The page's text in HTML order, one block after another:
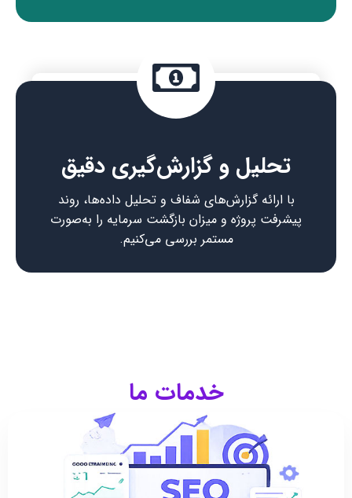
تحلیل و گزارش‌گیری دقیق
با ارائه گزارش‌های شفاف و تحلیل داده‌ها، روند
پیشرفت پروژه و میزان بازگشت سرمایه را به‌صورت
مستمر بررسی می‌کنیم.
خدمات ما